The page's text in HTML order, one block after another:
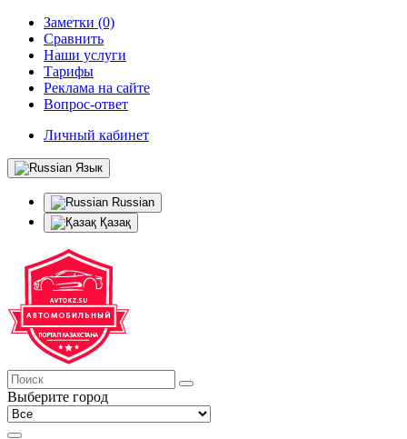
Заметки (0)
Сравнить
Наши услуги
Тарифы
Реклама на сайте
Вопрос-ответ
Личный кабинет
Язык
Russian
Қазақ
Выберите город